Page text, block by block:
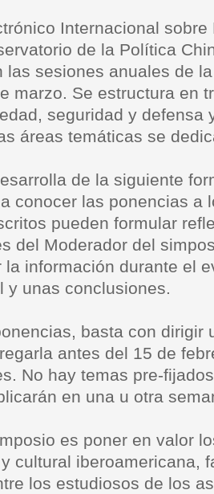
Internacional
de la Política
las sesiones anuales de
marzo. Se estructura en
seguridad y defensa
áreas temáticas se
de la siguiente
conocer las ponencias a
pueden formular
del Moderador del
la información durante el
y unas conclusiones.
basta con dirigir
antes del 15 de
No hay temas pre-
en una u otra
es poner en valor
cultural iberoamericana,
los estudiosos de los